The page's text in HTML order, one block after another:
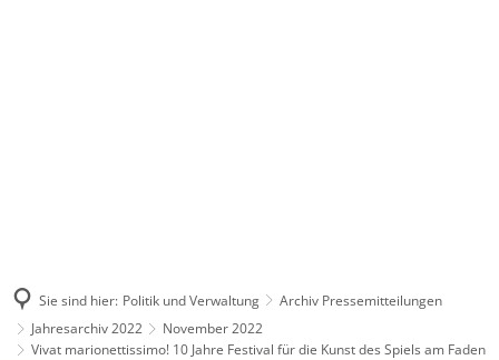
Sie sind hier: Politik und Verwaltung
Archiv Pressemitteilungen
Jahresarchiv 2022
November 2022
Vivat marionettissimo! 10 Jahre Festival für die Kunst des Spiels am Faden